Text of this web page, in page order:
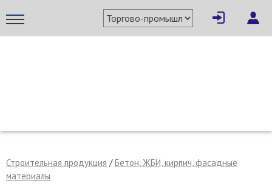
Строительная продукция /Бетон, ЖБИ, кирпич, фасадные
материалы
× Написать поставщику